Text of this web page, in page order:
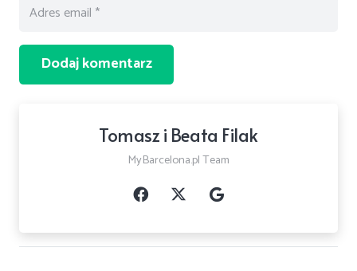
Dodaj komentarz
Tomasz i Beata Filak
MyBarcelona.pl Team